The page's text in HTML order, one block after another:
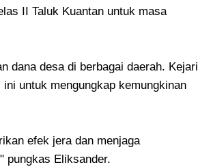
II Taluk Kuantan untuk masa
dana desa di berbagai daerah. Kejari
untuk mengungkap kemungkinan
efek jera dan menjaga
pungkas Eliksander.